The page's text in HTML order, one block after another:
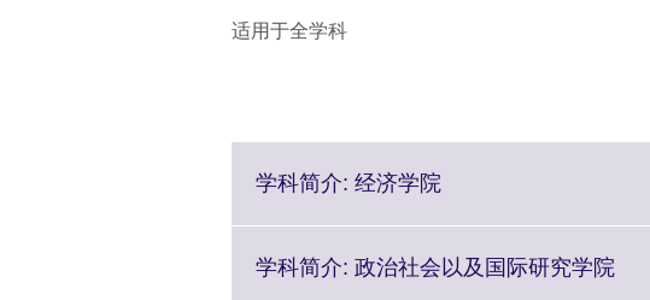
适用于全学科
学科简介: 经济学院Click
More
学科简介: 政治社会以及国际研究学院Click